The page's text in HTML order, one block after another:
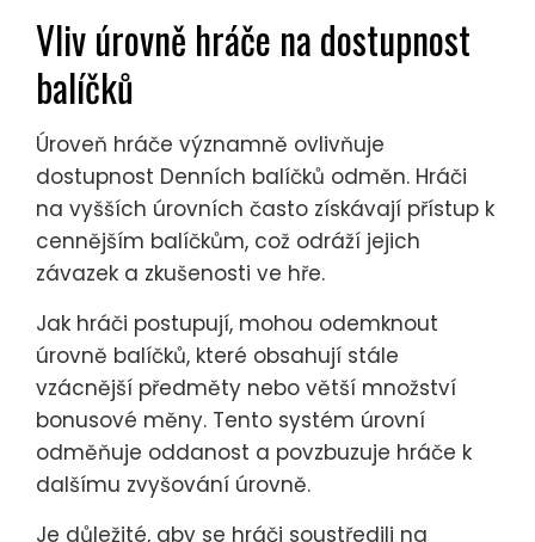
Vliv úrovně hráče na dostupnost
balíčků
Úroveň hráče významně ovlivňuje
dostupnost Denních balíčků odměn. Hráči
na vyšších úrovních často získávají přístup k
cennějším balíčkům, což odráží jejich
závazek a zkušenosti ve hře.
Jak hráči postupují, mohou odemknout
úrovně balíčků, které obsahují stále
vzácnější předměty nebo větší množství
bonusové měny. Tento systém úrovní
odměňuje oddanost a povzbuzuje hráče k
dalšímu zvyšování úrovně.
Je důležité, aby se hráči soustředili na